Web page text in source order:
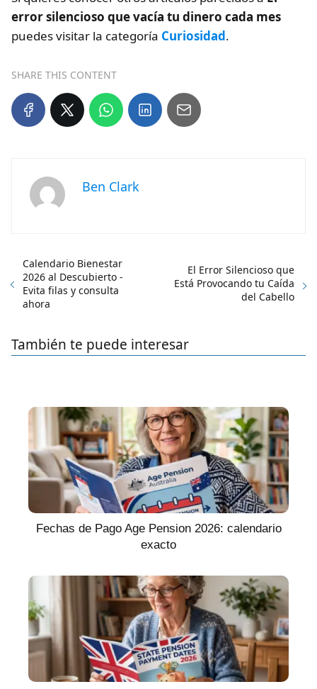
error silencioso que vacía tu dinero cada mes
puedes visitar la categoría Curiosidad.
SHARE THIS CONTENT
Ben Clark
Calendario Bienestar
2026 al Descubierto -
Evita filas y consulta
ahora
El Error Silencioso que
Está Provocando tu Caída
del Cabello
También te puede interesar
Fechas de Pago Age Pension 2026: calendario
exacto